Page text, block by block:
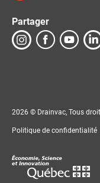
Partager
2026 © Drainvac, Tous
Politique de confidentialité